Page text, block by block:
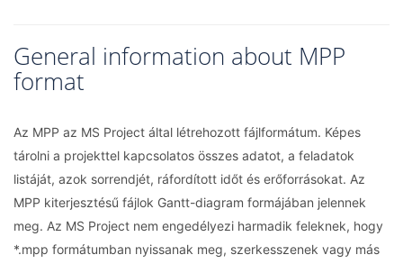
General information about MPP
format
Az MPP az MS Project által létrehozott fájlformátum. Képes
tárolni a projekttel kapcsolatos összes adatot, a feladatok
listáját, azok sorrendjét, ráfordított időt és erőforrásokat. Az
MPP kiterjesztésű fájlok Gantt-diagram formájában jelennek
meg. Az MS Project nem engedélyezi harmadik feleknek, hogy
*.mpp formátumban nyissanak meg, szerkesszenek vagy más